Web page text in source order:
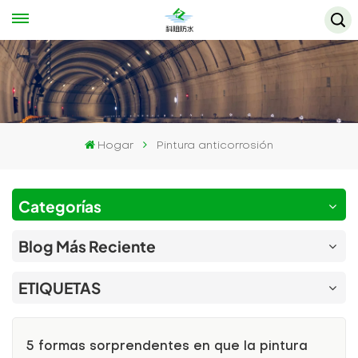
Hogar Pintura anticorrosión
Categorías
Blog Más Reciente
ETIQUETAS
5 formas sorprendentes en que la pintura